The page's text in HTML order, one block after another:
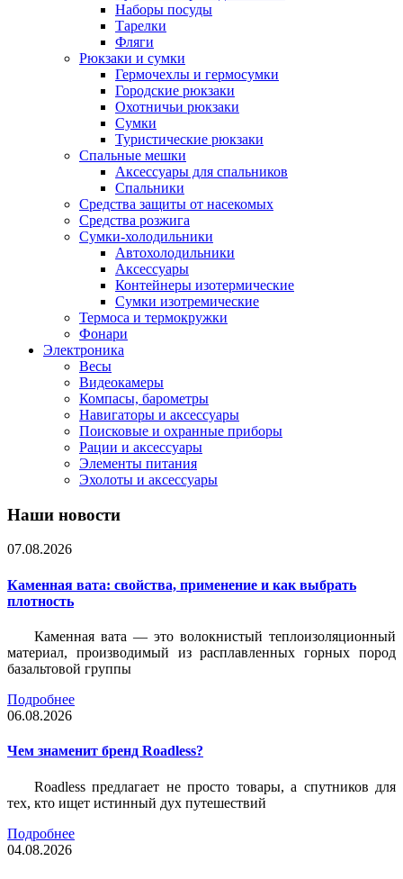
Наборы посуды
Тарелки
Фляги
Рюкзаки и сумки
Гермочехлы и гермосумки
Городские рюкзаки
Охотничьи рюкзаки
Сумки
Туристические рюкзаки
Спальные мешки
Аксессуары для спальников
Спальники
Средства защиты от насекомых
Средства розжига
Сумки-холодильники
Автохолодильники
Аксессуары
Контейнеры изотермические
Сумки изотремические
Термоса и термокружки
Фонари
Электроника
Весы
Видеокамеры
Компасы, барометры
Навигаторы и аксессуары
Поисковые и охранные приборы
Рации и аксессуары
Элементы питания
Эхолоты и аксессуары
Наши новости
07.08.2026
Каменная вата: свойства, применение и как выбрать
плотность
Каменная вата — это волокнистый теплоизоляционный
материал, производимый из расплавленных горных пород
базальтовой группы
Подробнее
06.08.2026
Чем знаменит бренд Roadless?
Roadless предлагает не просто товары, а спутников для
тех, кто ищет истинный дух путешествий
Подробнее
04.08.2026